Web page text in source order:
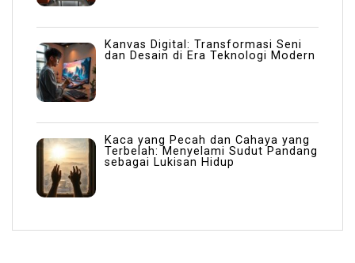
Kanvas Digital: Transformasi Seni
dan Desain di Era Teknologi Modern
Kaca yang Pecah dan Cahaya yang
Terbelah: Menyelami Sudut Pandang
sebagai Lukisan Hidup